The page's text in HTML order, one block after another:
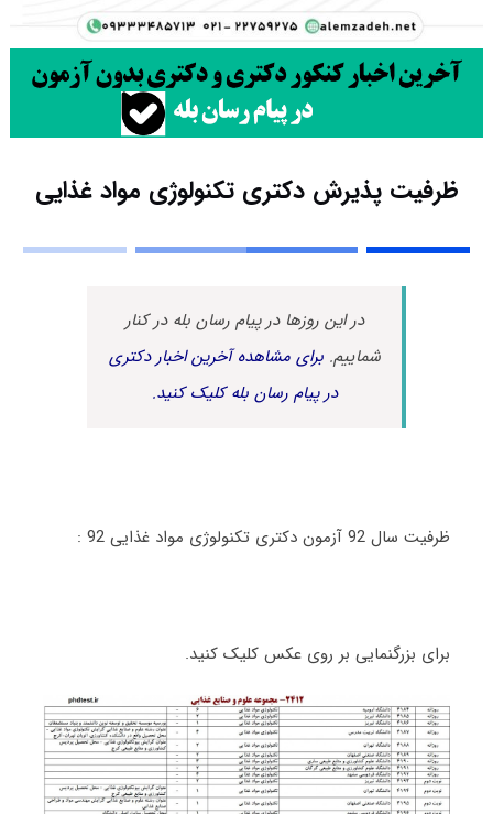
ظرفیت پذیرش دکتری تکنولوژی مواد غذایی
در این روزها در پیام رسان بله در کنار
شماییم.برای مشاهده آخرین اخبار دکتری
در پیام رسان بله کلیک کنید.
ظرفیت سال 92 آزمون دکتری تکنولوژی مواد غذایی 92 :
برای بزرگنمایی بر روی عکس کلیک کنید.